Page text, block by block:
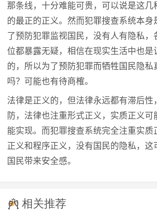
那条线，十分难能可贵，可以说是这几
的最正的正义。然而犯罪搜查系统本身
了预防犯罪监视国民，没有人有隐私，
位都暴露无疑，相信在现实生活中也是
的，所以为了预防犯罪而牺牲国民隐私
吗？可能也有待商榷。
法律是正义的，但法律永远都有滞后性
防，法律也注重形式正义，实质正义可
能实现。而犯罪搜查系统完全注重实质
正义和程序正义，没有国民的隐私，这
国民带来安全感。
相关推荐